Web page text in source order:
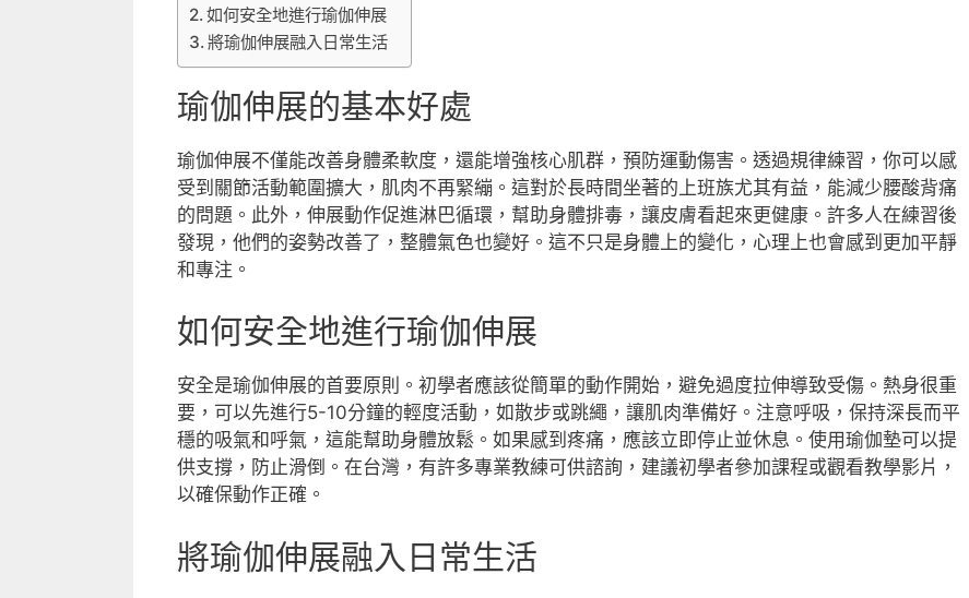
如何安全地進行瑜伽伸展
將瑜伽伸展融入日常生活
瑜伽伸展的基本好處
瑜伽伸展不僅能改善身體柔軟度，還能增強核心肌群，預防運動傷害。透過規律練習，你可以感
受到關節活動範圍擴大，肌肉不再緊繃。這對於長時間坐著的上班族尤其有益，能減少腰酸背痛
的問題。此外，伸展動作促進淋巴循環，幫助身體排毒，讓皮膚看起來更健康。許多人在練習後
發現，他們的姿勢改善了，整體氣色也變好。這不只是身體上的變化，心理上也會感到更加平靜
和專注。
如何安全地進行瑜伽伸展
安全是瑜伽伸展的首要原則。初學者應該從簡單的動作開始，避免過度拉伸導致受傷。熱身很重
要，可以先進行5-10分鐘的輕度活動，如散步或跳繩，讓肌肉準備好。注意呼吸，保持深長而平
穩的吸氣和呼氣，這能幫助身體放鬆。如果感到疼痛，應該立即停止並休息。使用瑜伽墊可以提
供支撐，防止滑倒。在台灣，有許多專業教練可供諮詢，建議初學者參加課程或觀看教學影片，
以確保動作正確。
將瑜伽伸展融入日常生活